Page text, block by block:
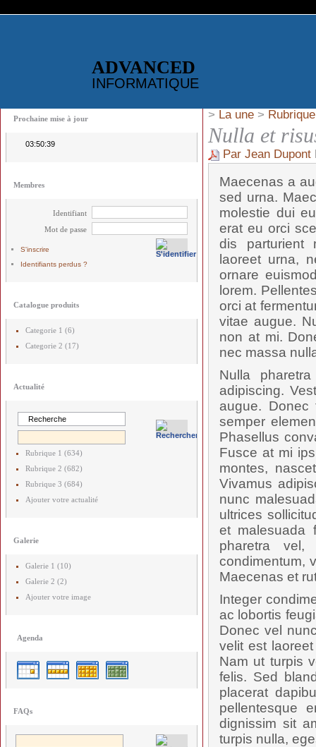
ADVANCED
INFORMATIQUE
Prochaine mise à jour
03:50:39
Membres
Identifiant
Mot de passe
S'inscrire
Identifiants perdus ?
Catalogue produits
Categorie 1 (6)
Categorie 2 (17)
Actualité
Rubrique 1 (634)
Rubrique 2 (682)
Rubrique 3 (684)
Ajouter votre actualité
Galerie
Galerie 1 (10)
Galerie 2 (2)
Ajouter votre image
Agenda
FAQs
> La une >
Nulla et
Par Jean Dupont
Maecenas a
sed urna.
molestie dui
erat eu orci
dis parturient
laoreet urna,
ornare
lorem.
orci at
vitae augue.
non at mi.
nec massa
Nulla
adipiscing.
augue. Donec
semper
Phasellus
Fusce at mi
montes,
Vivamus
nunc
ultrices
et malesuada
pharetra
condimentum,
Maecenas et
Integer
ac lobortis
Donec vel
velit est
Nam ut turpis
felis. Sed
placerat
pellentesque
dignissim sit
turpis nulla,